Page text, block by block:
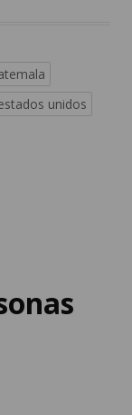
unidos